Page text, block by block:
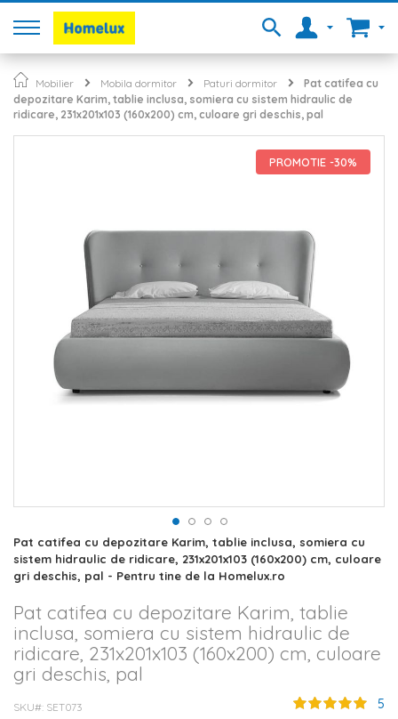
Mobilier Mobila dormitor Paturi dormitor
Pat catifea cu
depozitare Karim, tablie inclusa, somiera cu sistem hidraulic de
ridicare, 231x201x103 (160x200) cm, culoare gri deschis, pal
PROMOTIE -30%
Skip
to
the
of
the
images
gallery
Pat catifea cu depozitare Karim, tablie inclusa, somiera cu
sistem hidraulic de ridicare, 231x201x103 (160x200) cm, culoare
gri deschis, pal - Pentru tine de la Homelux.ro
Pat catifea cu depozitare Karim, tablie
inclusa, somiera cu sistem hidraulic de
ridicare, 231x201x103 (160x200) cm, culoare
gri deschis, pal
5
SKU# SET073